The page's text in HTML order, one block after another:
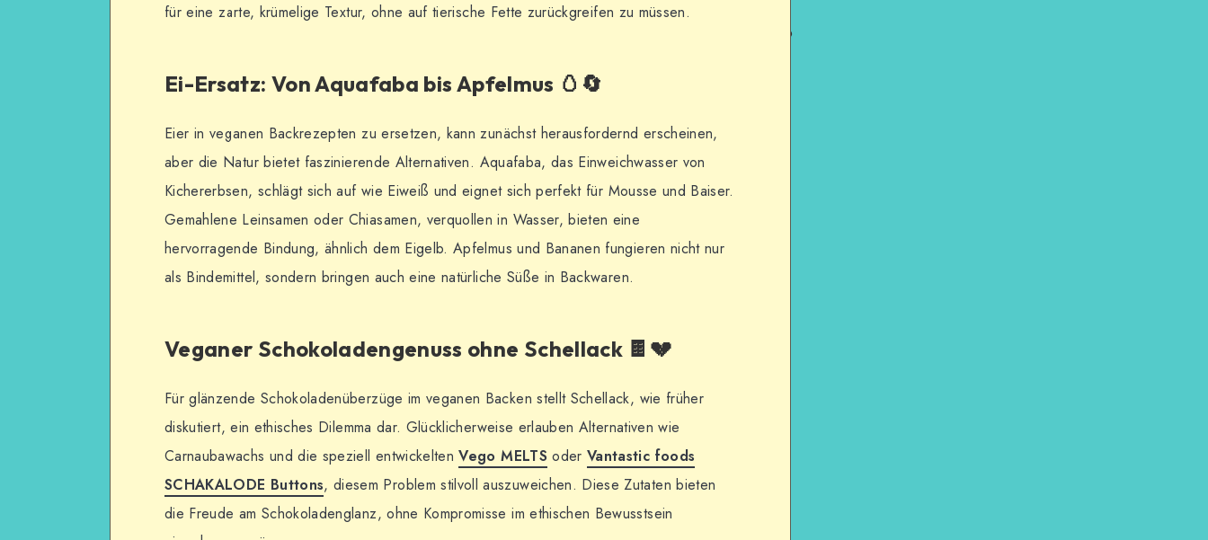
für eine zarte, krümelige Textur, ohne auf tierische Fette zurückgreifen zu müssen.
Ei-Ersatz: Von Aquafaba bis Apfelmus 🥚🔄
Eier in veganen Backrezepten zu ersetzen, kann zunächst herausfordernd erscheinen,
aber die Natur bietet faszinierende Alternativen. Aquafaba, das Einweichwasser von
Kichererbsen, schlägt sich auf wie Eiweiß und eignet sich perfekt für Mousse und Baiser.
Gemahlene Leinsamen oder Chiasamen, verquollen in Wasser, bieten eine
hervorragende Bindung, ähnlich dem Eigelb. Apfelmus und Bananen fungieren nicht nur
als Bindemittel, sondern bringen auch eine natürliche Süße in Backwaren.
Veganer Schokoladengenuss ohne Schellack 🍫💔
Für glänzende Schokoladenüberzüge im veganen Backen stellt Schellack, wie früher
diskutiert, ein ethisches Dilemma dar. Glücklicherweise erlauben Alternativen wie
Carnaubawachs und die speziell entwickeltenVego MELTS oderVantastic foods
SCHAKALODE Buttons, diesem Problem stilvoll auszuweichen. Diese Zutaten bieten
die Freude am Schokoladenglanz, ohne Kompromisse im ethischen Bewusstsein